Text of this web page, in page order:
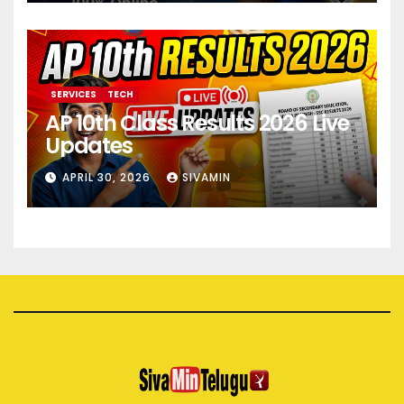
SERVICES TECH
AP 10th Class Results 2026 Live
Updates
APRIL 30, 2026 SIVAMIN